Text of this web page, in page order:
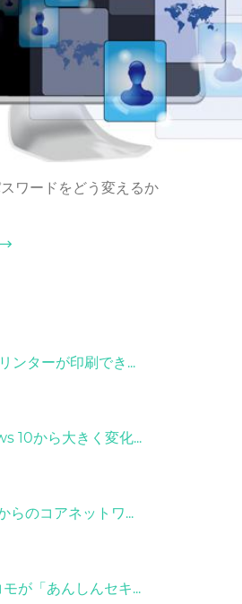
ワードをどう変えるか
ンターが印刷でき...
10から大きく変化...
らのコアネットワ...
が「あんしんセキ...